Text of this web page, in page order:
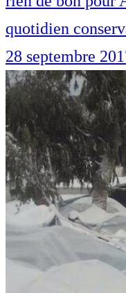
quotidien
28 septembre